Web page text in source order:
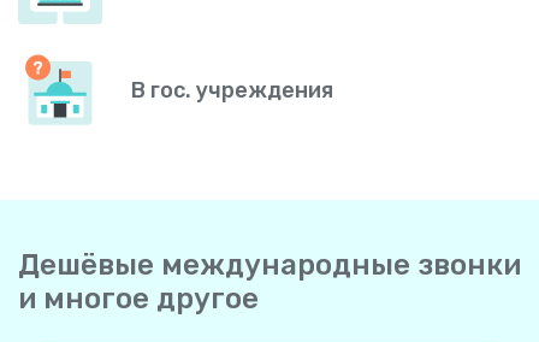
В гос. учреждения
Дешёвые международные звонки
и многое другое